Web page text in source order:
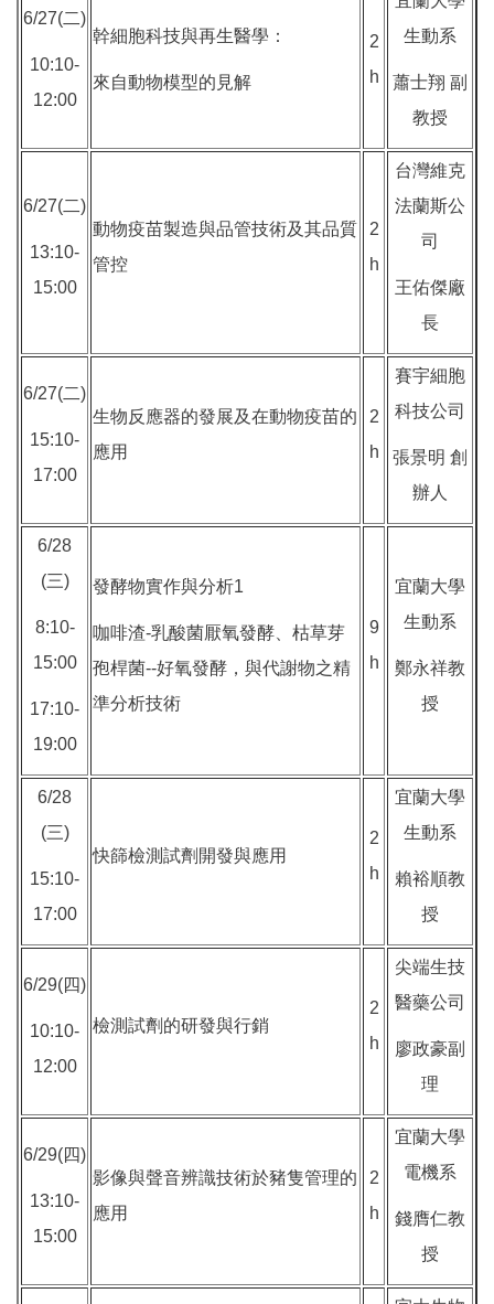
6/27(二)
10:10-
12:00
幹細胞科技與再生醫學：
來自動物模型的見解
2
h
生動系
蕭士翔 副
教授
6/27(二)
13:10-
15:00
動物疫苗製造與品管技術及其品質
管控
2
h
台灣維克
法蘭斯公
司
王佑傑廠
長
6/27(二)
15:10-
17:00
生物反應器的發展及在動物疫苗的
應用
2
h
賽宇細胞
科技公司
張景明 創
辦人
6/28
(三)
8:10-
15:00
17:10-
19:00
發酵物實作與分析1
咖啡渣-乳酸菌厭氧發酵、枯草芽
孢桿菌--好氧發酵，與代謝物之精
準分析技術
9
h
宜蘭大學
生動系
鄭永祥教
授
6/28
(三)
15:10-
17:00
快篩檢測試劑開發與應用
2
h
宜蘭大學
生動系
賴裕順教
授
6/29(四)
10:10-
12:00
檢測試劑的研發與行銷
2
h
尖端生技
醫藥公司
廖政豪副
理
6/29(四)
13:10-
15:00
影像與聲音辨識技術於豬隻管理的
應用
2
h
宜蘭大學
電機系
錢膺仁教
授